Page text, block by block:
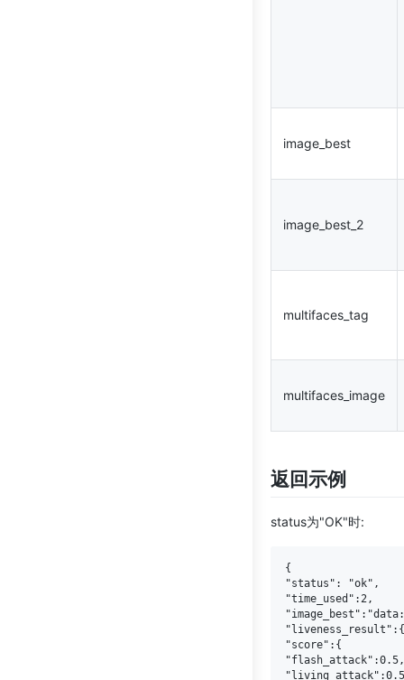
image_best
image_best_2
multifaces_tag
multifaces_image
返回示例
status为"OK"时:
{
"status": "ok",
"time_used":2,
"liveness_result":{
"score":{
"flash_attack":0.5,
"living_attack":0.5